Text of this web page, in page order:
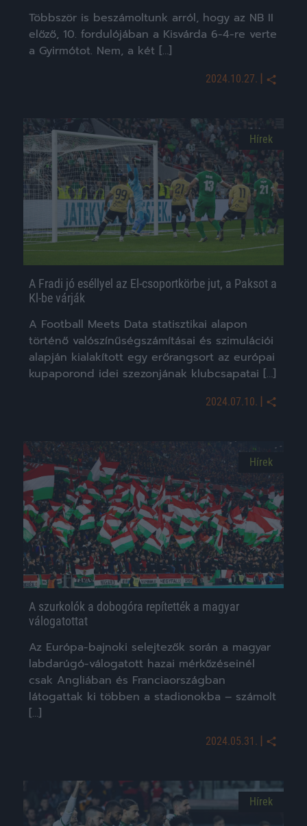
Többször is beszámoltunk arról, hogy az NB II
előző, 10. fordulójában a Kisvárda 6-4-re verte
a Gyirmótot. Nem, a két […]
2024.10.27. |
Hírek
A Fradi jó eséllyel az El-csoportkörbe jut, a Paksot a
Kl-be várják
A Football Meets Data statisztikai alapon
történő valószínűségszámításai és szimulációi
alapján kialakított egy erőrangsort az európai
kupaporond idei szezonjának klubcsapatai […]
2024.07.10. |
Hírek
A szurkolók a dobogóra repítették a magyar
válogatottat
Az Európa-bajnoki selejtezők során a magyar
labdarúgó-válogatott hazai mérkőzéseinél
csak Angliában és Franciaországban
látogattak ki többen a stadionokba – számolt
[…]
2024.05.31. |
Hírek